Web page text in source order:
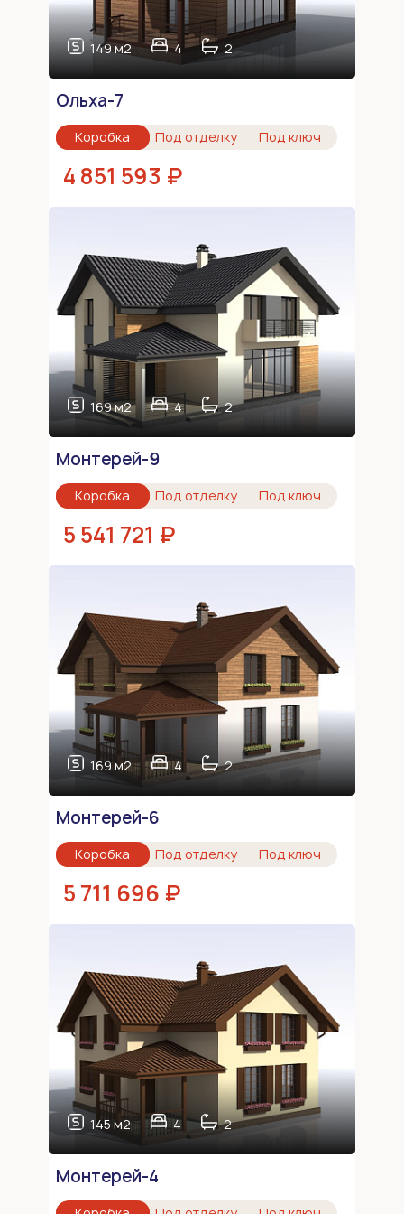
149 м2 4 2
Ольха-7
Коробка Под отделку Под ключ
4 851 593 ₽
169 м2 4 2
Монтерей-9
Коробка Под отделку Под ключ
5 541 721 ₽
169 м2 4 2
Монтерей-6
Коробка Под отделку Под ключ
5 711 696 ₽
145 м2 4 2
Монтерей-4